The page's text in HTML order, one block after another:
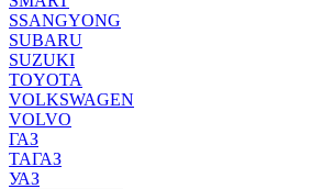
SSANGYONG
SUBARU
SUZUKI
TOYOTA
VOLKSWAGEN
VOLVO
ГАЗ
ТАГАЗ
УАЗ